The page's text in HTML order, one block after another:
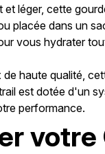
léger, cette
placée dans un
vous hydrater
haute qualité,
est dotée d'un
performance.
votre